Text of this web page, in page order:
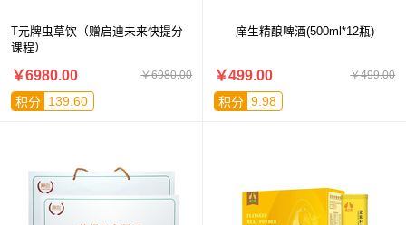
T元牌虫草饮（赠启迪未来快提分
课程）
￥6980.00
￥6980.00
积分 139.60
庠生精酿啤酒(500ml*12瓶)
￥499.00
￥499.00
积分 9.98